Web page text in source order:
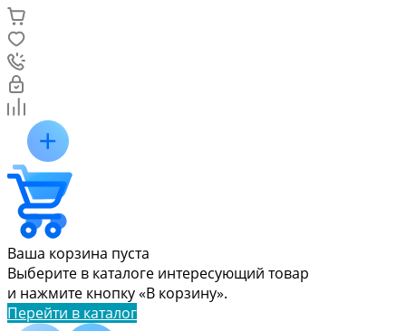
Ваша корзина пуста
Выберите в каталоге интересующий товар
и нажмите кнопку «В корзину».
Перейти в каталог